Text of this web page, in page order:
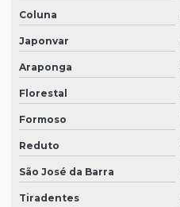
Coluna
Japonvar
Araponga
Florestal
Formoso
Reduto
São José da Barra
Tiradentes